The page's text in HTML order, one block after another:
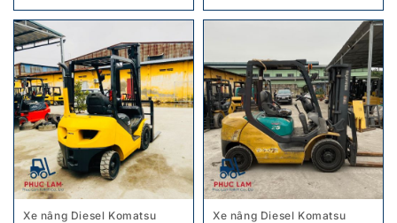
Xe nâng Diesel Komatsu Xe nâng Diesel Komatsu